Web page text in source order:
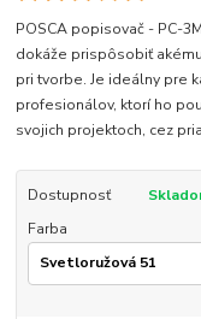
POSCA popisovač - PC-
dokáže prispôsobiť
pri tvorbe. Je ideálny pre
profesionálov, ktorí ho
svojich projektoch, cez
Dostupnosť
Farba